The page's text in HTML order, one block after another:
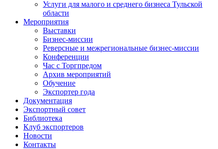
Услуги для малого и среднего бизнеса Тульской
области
Мероприятия
Выставки
Бизнес-миссии
Реверсные и межрегиональные бизнес-миссии
Конференции
Час с Торгпредом
Архив мероприятий
Обучение
Экспортер года
Документация
Экспортный совет
Библиотека
Клуб экспортеров
Новости
Контакты